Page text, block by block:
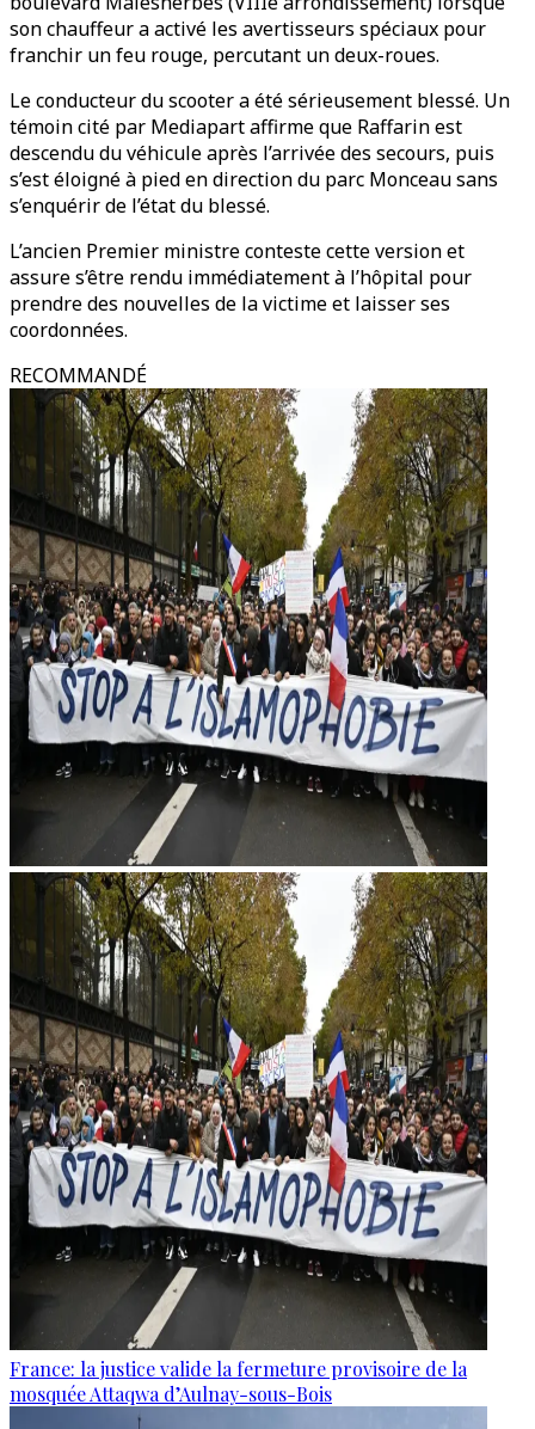
son chauffeur a activé les avertisseurs spéciaux pour
franchir un feu rouge, percutant un deux-roues.
Le conducteur du scooter a été sérieusement blessé. Un
témoin cité par Mediapart affirme que Raffarin est
descendu du véhicule après l’arrivée des secours, puis
s’est éloigné à pied en direction du parc Monceau sans
s’enquérir de l’état du blessé.
L’ancien Premier ministre conteste cette version et
assure s’être rendu immédiatement à l’hôpital pour
prendre des nouvelles de la victime et laisser ses
coordonnées.
RECOMMANDÉ
France: la justice valide la fermeture provisoire de la
mosquée Attaqwa d’Aulnay-sous-Bois